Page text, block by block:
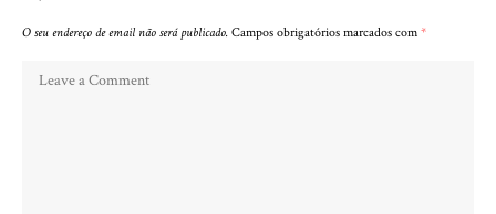
O seu endereço de email não será publicado. Campos obrigatórios marcados com *